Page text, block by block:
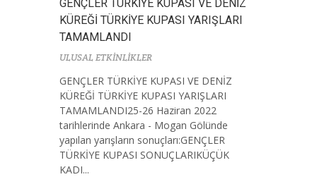
GENÇLER TÜRKİYE KUPASI VE DENİZ
KÜREĞİ TÜRKİYE KUPASI YARIŞLARI
TAMAMLANDI
ULUSAL ETKİNLİKLER
GENÇLER TÜRKİYE KUPASI VE DENİZ
KÜREĞİ TÜRKİYE KUPASI YARIŞLARI
TAMAMLANDI25-26 Haziran 2022
tarihlerinde Ankara - Mogan Gölünde
yapılan yarışların sonuçları:GENÇLER
TÜRKİYE KUPASI SONUÇLARIKÜÇÜK
KADI...